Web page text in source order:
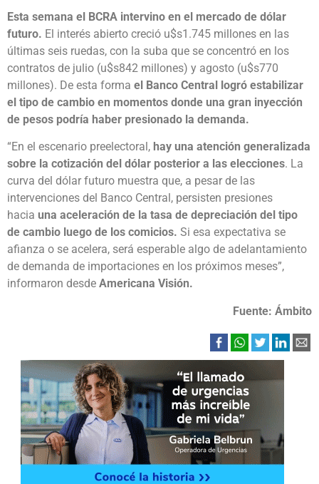
Esta semana el BCRA intervino en el mercado de dólar
futuro. El interés abierto creció u$s1.745 millones en las
últimas seis ruedas, con la suba que se concentró en los
contratos de julio (u$s842 millones) y agosto (u$s770
millones). De esta forma el Banco Central logró estabilizar
el tipo de cambio en momentos donde una gran inyección
de pesos podría haber presionado la demanda.
“En el escenario preelectoral, hay una atención generalizada
sobre la cotización del dólar posterior a las elecciones. La
curva del dólar futuro muestra que, a pesar de las
intervenciones del Banco Central, persisten presiones
hacia una aceleración de la tasa de depreciación del tipo
de cambio luego de los comicios. Si esa expectativa se
afianza o se acelera, será esperable algo de adelantamiento
de demanda de importaciones en los próximos meses”,
informaron desde Americana Visión.
Fuente: Ámbito